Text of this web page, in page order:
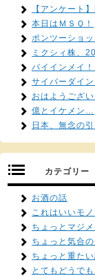
【アンケート
本日はＭＳＱ！
ポンツーショ
ミクシィ株、
バイインメイ！
サイバーダイ
おはようござ
億とイケメン…
日本、無念の
カテゴリー
お酒の話
これはいいモ
ちょっとマジ
ちょっと気合
ちょっと重た
とてもどうで